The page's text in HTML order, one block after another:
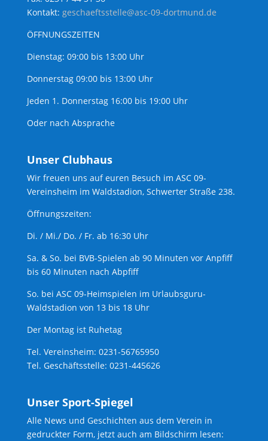
Kontakt: geschaeftsstelle@asc-09-dortmund.de
ÖFFNUNGSZEITEN
Dienstag: 09:00 bis 13:00 Uhr
Donnerstag 09:00 bis 13:00 Uhr
Jeden 1. Donnerstag 16:00 bis 19:00 Uhr
Oder nach Absprache
Unser Clubhaus
Wir freuen uns auf euren Besuch im ASC 09-
Vereinsheim im Waldstadion, Schwerter Straße 238.
Öffnungszeiten:
Di. / Mi./ Do. / Fr. ab 16:30 Uhr
Sa. & So. bei BVB-Spielen ab 90 Minuten vor Anpfiff
bis 60 Minuten nach Abpfiff
So. bei ASC 09-Heimspielen im Urlaubsguru-
Waldstadion von 13 bis 18 Uhr
Der Montag ist Ruhetag
Tel. Vereinsheim: 0231-56765950
Tel. Geschäftsstelle: 0231-445626
Unser Sport-Spiegel
Alle News und Geschichten aus dem Verein in
gedruckter Form, jetzt auch am Bildschirm lesen: